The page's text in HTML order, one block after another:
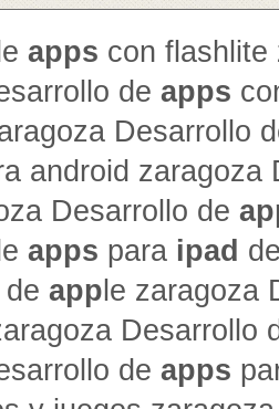
apps con
de apps
Desarrollo
android
Desarrollo de
apps para ipad
app le zaragoza
Desarrollo
de apps